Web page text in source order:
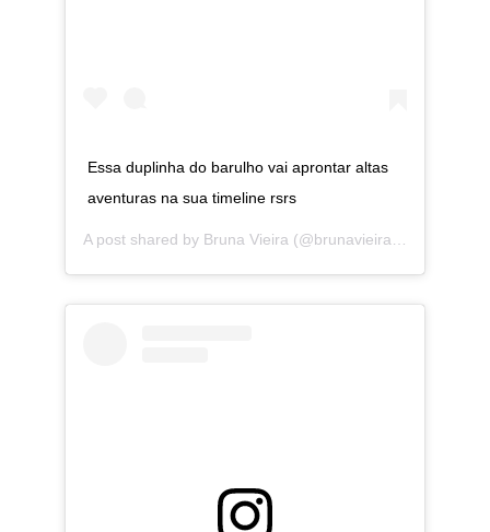
Essa duplinha do barulho vai aprontar altas
aventuras na sua timeline rsrs
A post shared by Bruna Vieira (@brunavieira) on